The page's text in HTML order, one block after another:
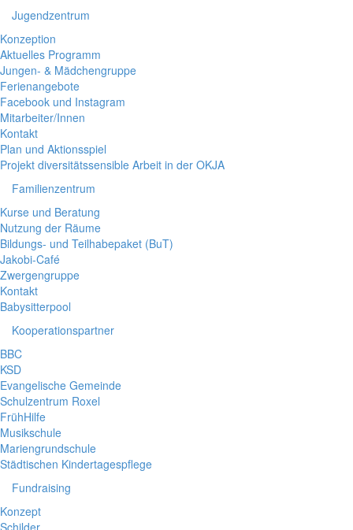
Jugendzentrum
Konzeption
Aktuelles Programm
Jungen- & Mädchengruppe
Ferienangebote
Facebook und Instagram
Mitarbeiter/Innen
Kontakt
Plan und Aktionsspiel
Projekt diversitätssensible Arbeit in der OKJA
Familienzentrum
Kurse und Beratung
Nutzung der Räume
Bildungs- und Teilhabepaket (BuT)
Jakobi-Café
Zwergengruppe
Kontakt
Babysitterpool
Kooperationspartner
BBC
KSD
Evangelische Gemeinde
Schulzentrum Roxel
FrühHilfe
Musikschule
Mariengrundschule
Städtischen Kindertagespflege
Fundraising
Konzept
Schilder